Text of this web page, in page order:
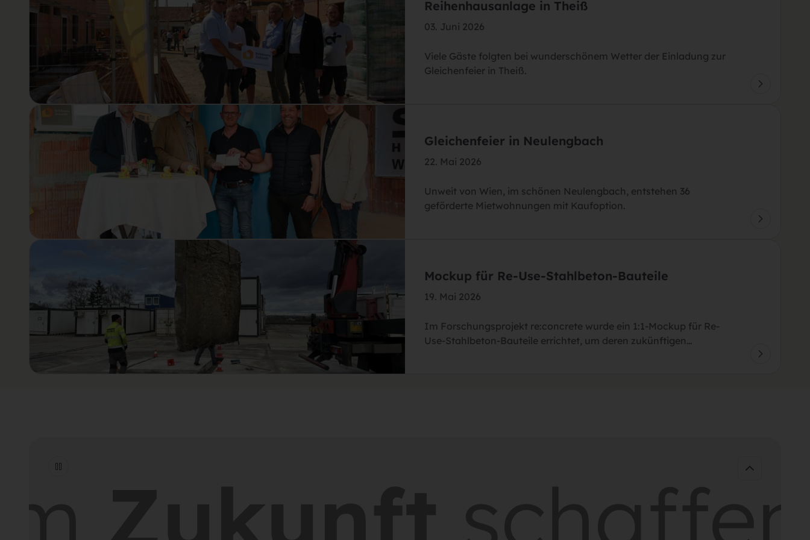
Reihenhausanlage in Theiß
03. Juni 2026
Viele Gäste folgten bei wunderschönem Wetter der Einladung zur
Gleichenfeier in Theiß.
Gleichenfeier in Neulengbach
22. Mai 2026
Unweit von Wien, im schönen Neulengbach, entstehen 36
geförderte Mietwohnungen mit Kaufoption.
Mockup für Re-Use-Stahlbeton-Bauteile
19. Mai 2026
Im Forschungsprojekt re:concrete wurde ein 1:1-Mockup für Re-
Use-Stahlbeton-Bauteile errichtet, um deren zukünftigen…